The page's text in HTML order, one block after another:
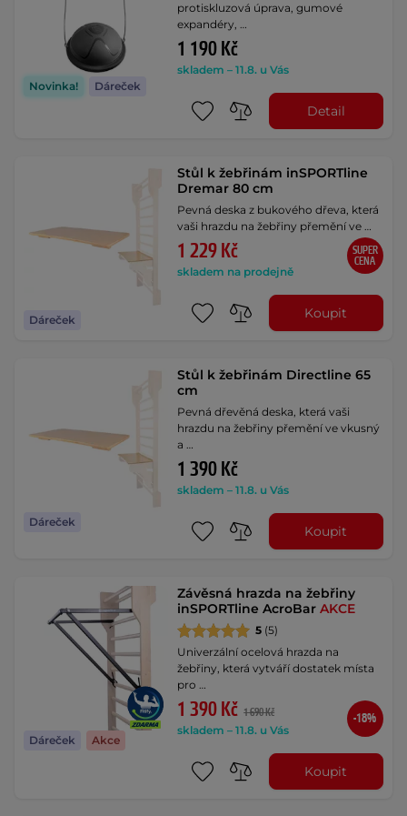
Novinka! Dáreček
protiskluzová úprava, gumové
expandéry, …
1 190 Kč
skladem – 11.8. u Vás
Detail
Dáreček
Stůl k žebřinám inSPORTline
Dremar 80 cm
Pevná deska z bukového dřeva, která
vaši hrazdu na žebřiny přemění ve …
1 229 Kč
skladem na prodejně
SUPER
CENA
Koupit
Dáreček
Stůl k žebřinám Directline 65
cm
Pevná dřevěná deska, která vaši
hrazdu na žebřiny přemění ve vkusný
a …
1 390 Kč
skladem – 11.8. u Vás
Koupit
Dáreček Akce
Závěsná hrazda na žebřiny
inSPORTline AcroBarAKCE
5 (5)
Univerzální ocelová hrazda na
žebřiny, která vytváří dostatek místa
pro …
1 390 Kč 1 690 Kč
skladem – 11.8. u Vás
-18%
Koupit